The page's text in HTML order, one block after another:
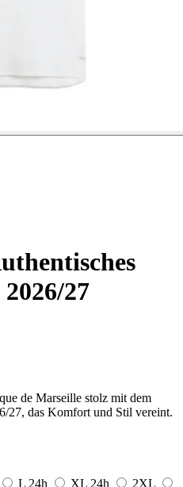
27
de Marseille stolz mit dem
27, das Komfort und Stil vereint.
L 24h XL 24h
2XL